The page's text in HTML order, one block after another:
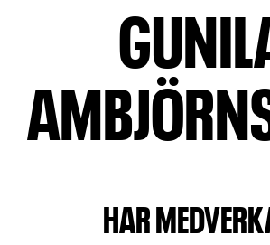
HAR